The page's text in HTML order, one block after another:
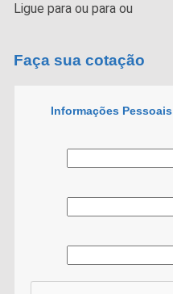
Ligue paraou paraou
Faça sua cotação
Informações Pessoais